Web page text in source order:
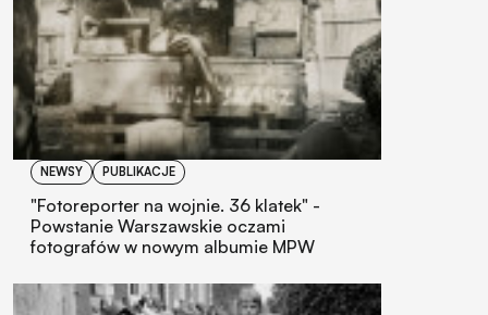
NEWSY PUBLIKACJE
"Fotoreporter na wojnie. 36 klatek" -
Powstanie Warszawskie oczami
fotografów w nowym albumie MPW